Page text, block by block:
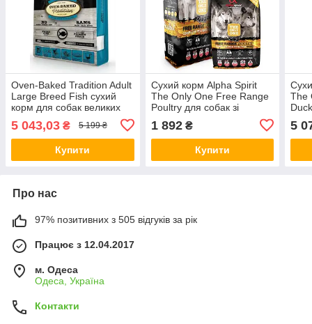
Oven-Baked Tradition Adult
Large Breed Fish сухий
корм для собак великих
5 043,03 ₴ 5 199 ₴
Купити
Сухий корм Alpha Spirit
The Only One Free Range
Poultry для собак зі
свіжого м'яса та риби, 3 кг
1 892₴
Купити
The
5
Про нас
97% позитивних з 505 відгуків за рік
Працює з 12.04.2017
м. Одеса
Одеса, Україна
Контакти